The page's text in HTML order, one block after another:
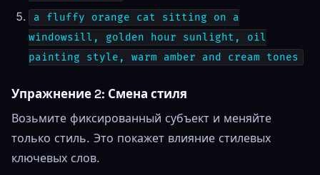
a fluffy orange cat sitting on a
windowsill, golden hour sunlight, oil
painting style, warm amber and cream tones
Упражнение 2: Смена стиля
Возьмите фиксированный субъект и меняйте
только стиль. Это покажет влияние стилевых
ключевых слов.